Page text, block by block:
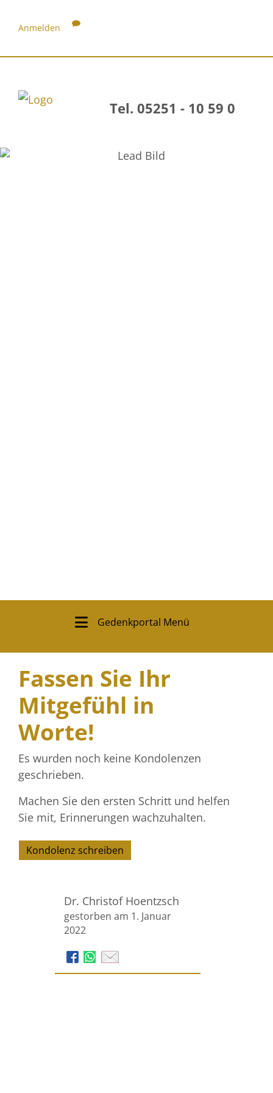
Anmelden
Tel. 05251 - 10 59 0
Gedenkportal Menü
Fassen Sie Ihr
Mitgefühl in
Worte!
Es wurden noch keine Kondolenzen
geschrieben.
Machen Sie den ersten Schritt und helfen
Sie mit, Erinnerungen wachzuhalten.
Kondolenz schreiben
Dr. Christof Hoentzsch
gestorben am 1. Januar
2022